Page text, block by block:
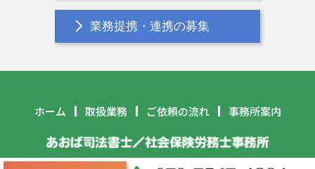
業務提携・連携の募集
ホーム 取扱業務 ご依頼の流れ 事務所案内